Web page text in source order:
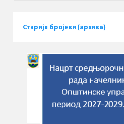
Старији бројеви (архива)